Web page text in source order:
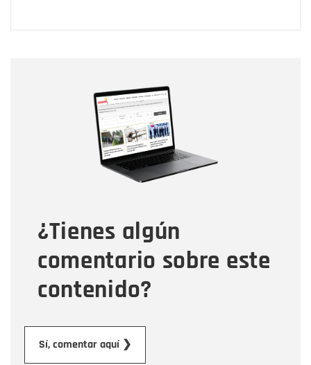
¿Tienes algún
comentario sobre este
contenido?
Sí, comentar aquí ❯
Correo electrónico
Tipo de comentario
Mensaje